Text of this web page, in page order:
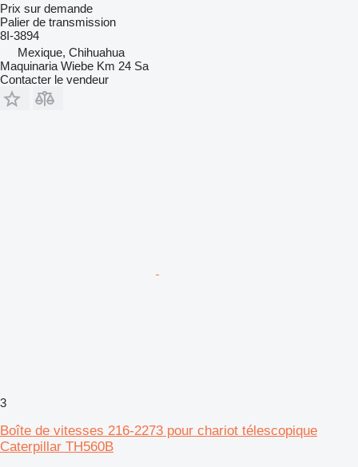
Prix sur demande
Palier de transmission
8I-3894
Mexique, Chihuahua
Maquinaria Wiebe Km 24 Sa
Contacter le vendeur
3
Boîte de vitesses 216-2273 pour chariot télescopique
Caterpillar TH560B